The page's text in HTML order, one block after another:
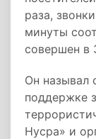
раза,
минуты
совершен в
Он называл
поддержке
Нусра» и